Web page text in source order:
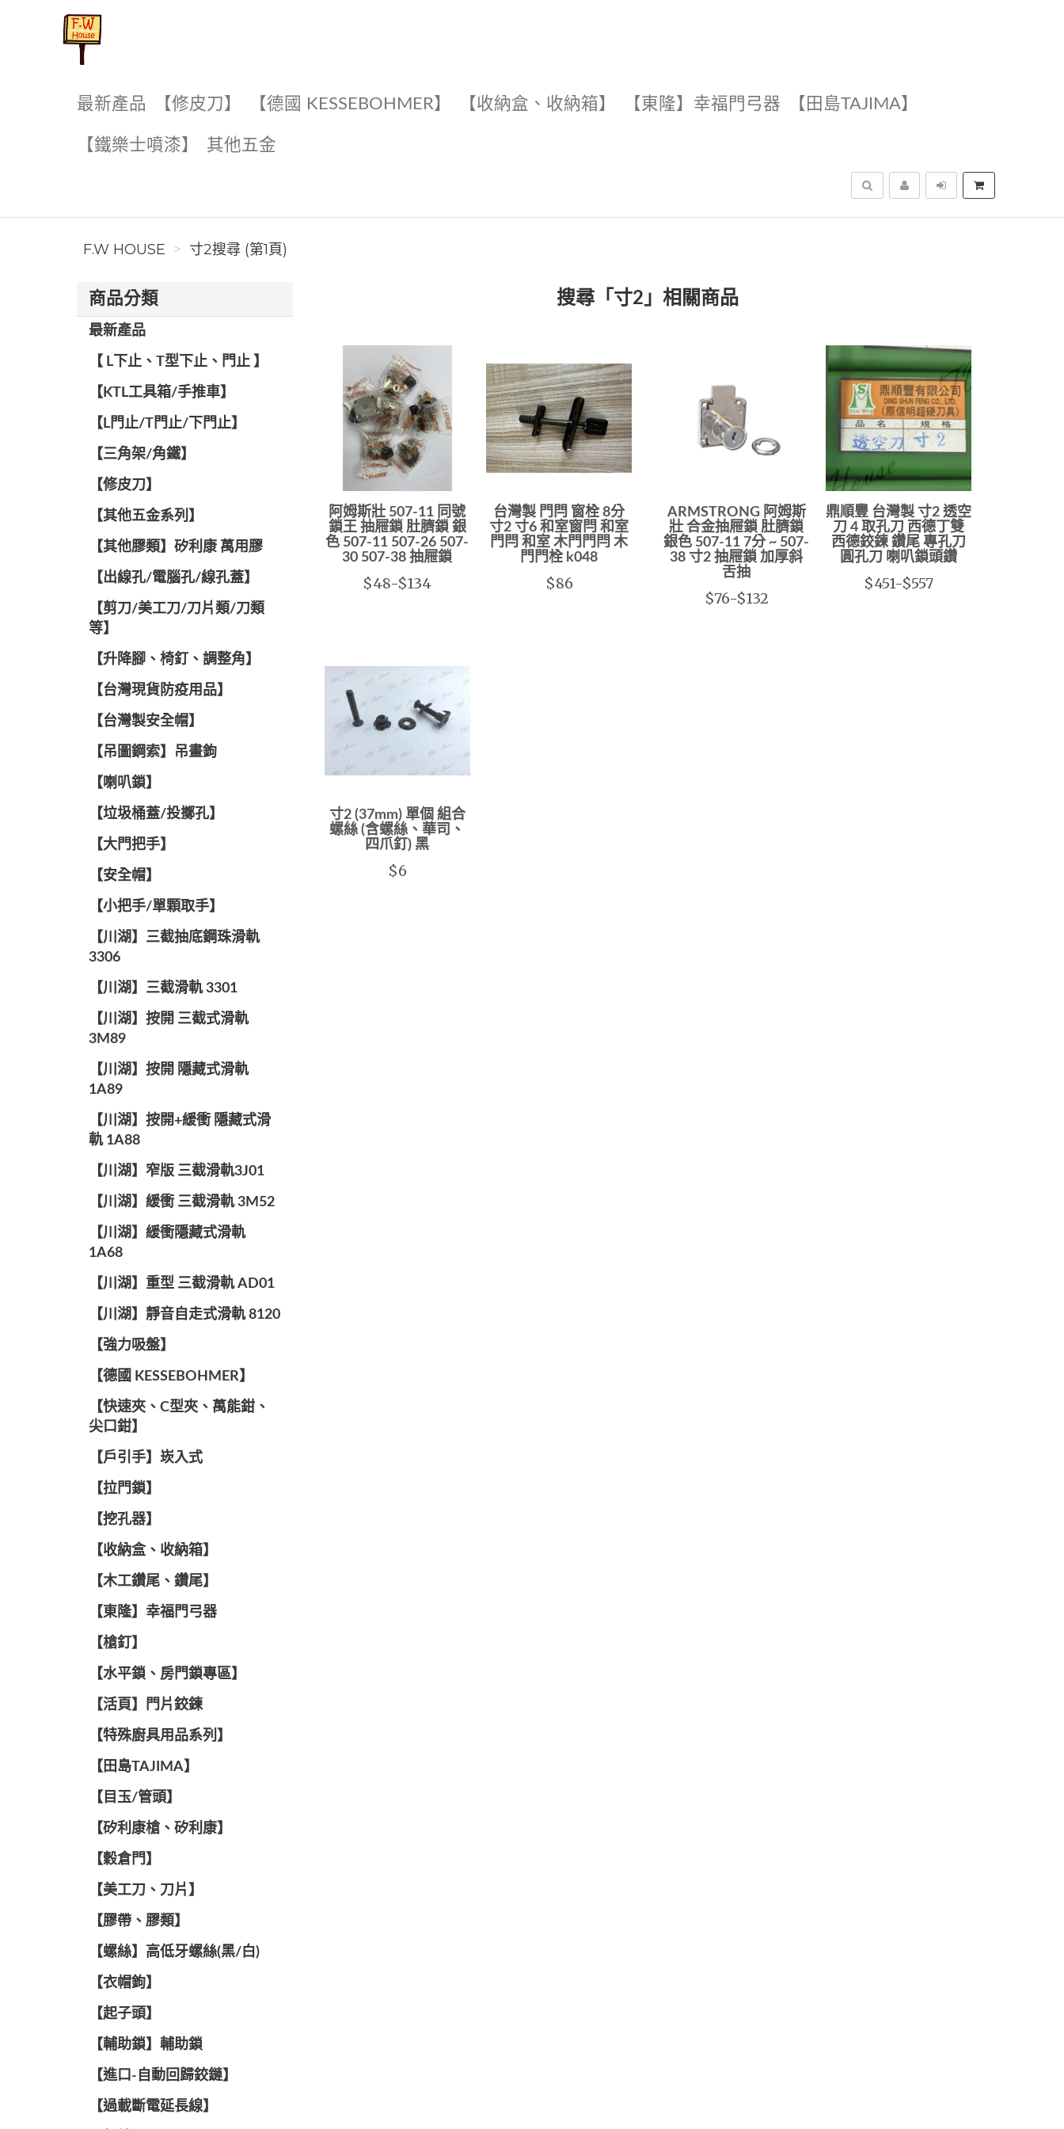
最新產品 【修皮刀】 【德國 KESSEBOHMER】 【收納盒、收納箱】 【東隆】幸福門弓器 【田島TAJIMA】
【鐵樂士噴漆】 其他五金
搜尋
F.W HOUSE 寸2搜尋 (第1頁)
商品分類
最新產品
【 L下止、T型下止、門止 】
【KTL工具箱/手推車】
【L門止/T門止/下門止】
【三角架/角鐵】
【修皮刀】
【其他五金系列】
【其他膠類】矽利康 萬用膠
【出線孔/電腦孔/線孔蓋】
【剪刀/美工刀/刀片類/刀類
等】
【升降腳、椅釘、調整角】
【台灣現貨防疫用品】
【台灣製安全帽】
【吊圖鋼索】吊畫鉤
【喇叭鎖】
【垃圾桶蓋/投擲孔】
【大門把手】
【安全帽】
【小把手/單顆取手】
【川湖】三截抽底鋼珠滑軌
3306
【川湖】三截滑軌 3301
【川湖】按開 三截式滑軌
3M89
【川湖】按開 隱藏式滑軌
1A89
【川湖】按開+緩衝 隱藏式滑
軌 1A88
【川湖】窄版 三截滑軌3J01
【川湖】緩衝 三截滑軌 3M52
【川湖】緩衝隱藏式滑軌
1A68
【川湖】重型 三截滑軌 AD01
【川湖】靜音自走式滑軌 8120
【強力吸盤】
【德國 KESSEBOHMER】
【快速夾、C型夾、萬能鉗、
尖口鉗】
【戶引手】崁入式
【拉門鎖】
【挖孔器】
【收納盒、收納箱】
【木工鑽尾、鑽尾】
【東隆】幸福門弓器
【槍釘】
【水平鎖、房門鎖專區】
【活頁】門片鉸鍊
【特殊廚具用品系列】
【田島TAJIMA】
【目玉/管頭】
【矽利康槍、矽利康】
【穀倉門】
【美工刀、刀片】
【膠帶、膠類】
【螺絲】高低牙螺絲(黑/白)
【衣帽鉤】
【起子頭】
【輔助鎖】輔助鎖
【進口-自動回歸鉸鏈】
【過載斷電延長線】
搜尋「寸2」相關商品
阿姆斯壯 507-11 同號
鎖王 抽屜鎖 肚臍鎖 銀
色 507-11 507-26 507-
30 507-38 抽屜鎖
$48-$134
台灣製 門閂 窗栓 8分
寸2 寸6 和室窗閂 和室
門閂 和室 木門門閂 木
門門栓 k048
$86
ARMSTRONG 阿姆斯
壯 合金抽屜鎖 肚臍鎖
銀色 507-11 7分 ~ 507-
38 寸2 抽屜鎖 加厚斜
舌抽
$76-$132
鼎順豐 台灣製 寸2 透空
刀 4 取孔刀 西德丁雙
西德鉸鍊 鑽尾 專孔刀
圓孔刀 喇叭鎖頭鑽
$451-$557
寸2 (37mm) 單個 組合
螺絲 (含螺絲、華司、
四爪釘) 黑
$6